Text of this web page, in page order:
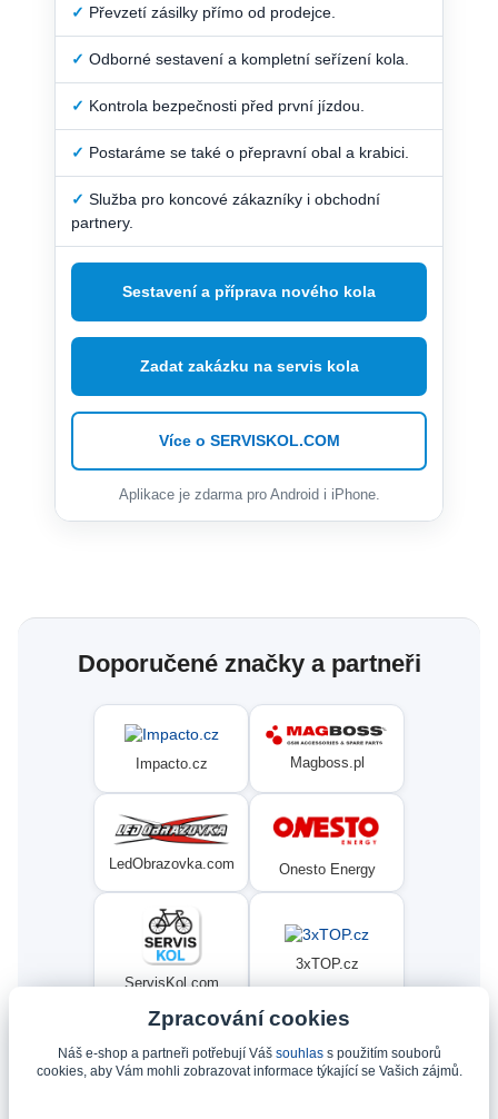
✓ Převzetí zásilky přímo od prodejce.
✓ Odborné sestavení a kompletní seřízení kola.
✓ Kontrola bezpečnosti před první jízdou.
✓ Postaráme se také o přepravní obal a krabici.
✓ Služba pro koncové zákazníky i obchodní
partnery.
Sestavení a příprava nového kola
Zadat zakázku na servis kola
Více o SERVISKOL.COM
Aplikace je zdarma pro Android i iPhone.
Doporučené značky a partneři
Impacto.cz Magboss.pl
LedObrazovka.com Onesto Energy
ServisKol.com
3xTOP.cz
Condat Ninex.cz
Zpracování cookies
Náš e-shop a partneři potřebují Váš souhlass použitím souborů
cookies, aby Vám mohli zobrazovat informace týkající se Vašich zájmů.